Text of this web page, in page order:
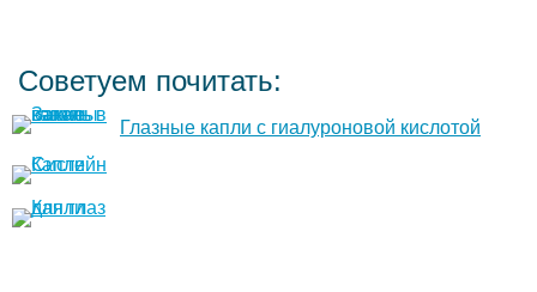
Советуем почитать:
Глазные капли с гиалуроновой кислотой